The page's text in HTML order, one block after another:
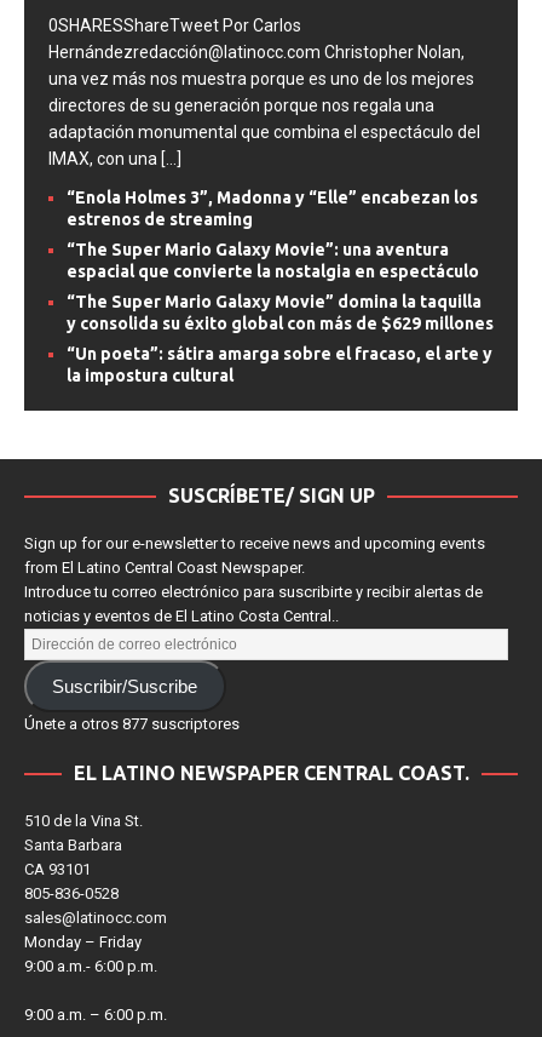
0SHARESShareTweet Por Carlos
Hernándezredacción@latinocc.com Christopher Nolan,
una vez más nos muestra porque es uno de los mejores
directores de su generación porque nos regala una
adaptación monumental que combina el espectáculo del
[...]
“Enola Holmes 3”, Madonna y “Elle” encabezan los
estrenos de streaming
“The Super Mario Galaxy Movie”: una aventura
espacial que convierte la nostalgia en espectáculo
“The Super Mario Galaxy Movie” domina la taquilla
y consolida su éxito global con más de $629 millones
“Un poeta”: sátira amarga sobre el fracaso, el arte y
la impostura cultural
SUSCRÍBETE/ SIGN UP
Sign up for our e-newsletter to receive news and upcoming events
from El Latino Central Coast Newspaper.
Introduce tu correo electrónico para suscribirte y recibir alertas de
noticias y eventos de El Latino Costa Central..
510 de la Vina St.
Santa Barbara
CA 93101
805-836-0528
sales@latinocc.com
Monday – Friday